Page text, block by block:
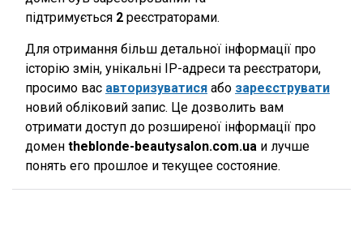
підтримується 2 реєстраторами.
Для отримання більш детальної інформації про
історію змін, унікальні IP-адреси та реєстратори,
просимо вас авторизуватися або зареєструвати
новий обліковий запис. Це дозволить вам
отримати доступ до розширеної інформації про
домен theblonde-beautysalon.com.ua и лучше
понять его прошлое и текущее состояние.